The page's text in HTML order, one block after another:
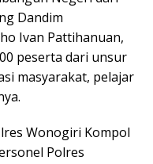
Dandim
Ivan Pattihanuan,
peserta dari unsur
masyarakat, pelajar
Wonogiri Kompol
Polres